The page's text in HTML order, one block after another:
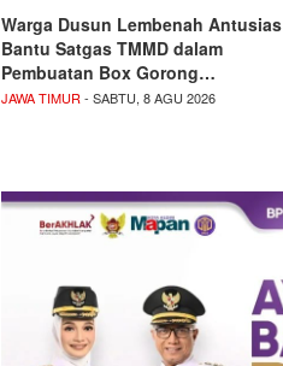
Warga Dusun Lembenah Antusias
Bantu Satgas TMMD dalam
Pembuatan Box Gorong…
JAWA TIMUR - SABTU, 8 AGU 2026